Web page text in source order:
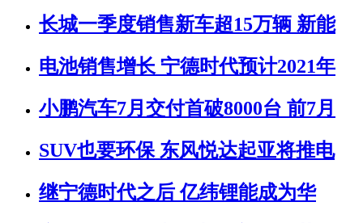
长城一季度销售新车超15万辆 新能
电池销售增长 宁德时代预计2021年
小鹏汽车7月交付首破8000台 前7月
SUV也要环保 东风悦达起亚将推电
继宁德时代之后 亿纬锂能成为华